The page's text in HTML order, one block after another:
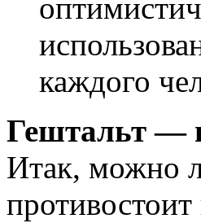
каждого
Гештальт —
Итак, можно
противостоит